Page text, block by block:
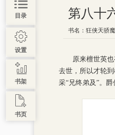
目录
设置
书架
书页
第八十
书名： 狂侠天骄
原来檀世英
去世，所以才轮
采“兄终弟及”。爵